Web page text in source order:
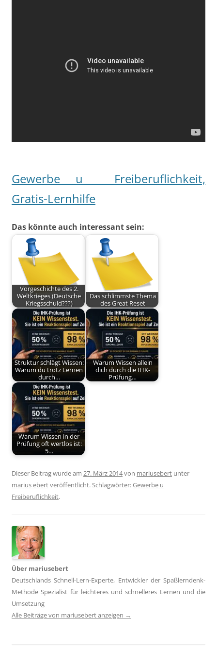
Gewerbe u Freiberuflichkeit,
Gratis-Lernhilfe
Das könnte auch interessant sein:
Vorgeschichte des 2.
Weltkrieges (Deutsche
Kriegsschuld???)
Das schlimmste Thema
des Great Reset
Struktur schlägt Wissen:
Warum du trotz Lernen
durch…
Warum Wissen allein
dich durch die IHK-
Prüfung…
Warum Wissen in der
Prüfung oft wertlos ist:
5…
Dieser Beitrag wurde am 27. März 2014von mariusebert unter
marius ebertveröffentlicht. Schlagwörter:Gewerbe u
Freiberuflichkeit.
Über mariusebert
Deutschlands Schnell-Lern-Experte, Entwickler der Spaßlerndenk-
Methode Spezialist für leichteres und schnelleres Lernen und die
Umsetzung
Alle Beiträge von mariusebert anzeigen →